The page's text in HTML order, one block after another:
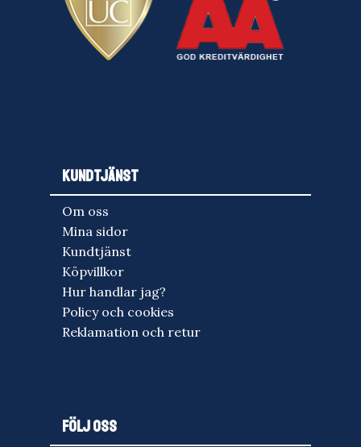
KUNDTJÄNST
Om oss
Mina sidor
Kundtjänst
Köpvillkor
Hur handlar jag?
Policy och cookies
Reklamation och retur
FÖLJ OSS